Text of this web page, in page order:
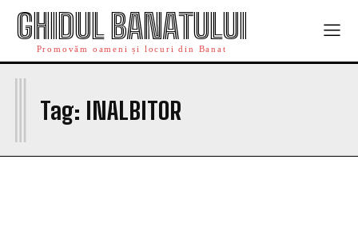
GHIDUL BANATULUI
Promovăm oameni și locuri din Banat
Tag: INALBITOR
I